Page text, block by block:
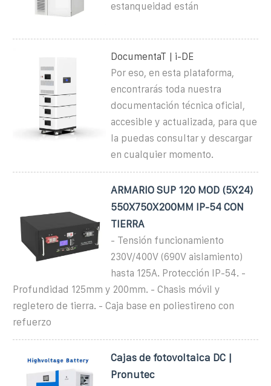
estanqueidad están
DocumentaT | i-DE
Por eso, en esta plataforma,
encontrarás toda nuestra
documentación técnica oficial,
accesible y actualizada, para que
la puedas consultar y descargar
en cualquier momento.
ARMARIO SUP 120 MOD (5X24)
550X750X200MM IP-54 CON
TIERRA
- Tensión funcionamiento
230V/400V (690V aislamiento)
hasta 125A. Protección IP-54. -
Profundidad 125mm y 200mm. - Chasis móvil y
regletero de tierra. - Caja base en poliestireno con
refuerzo
Cajas de fotovoltaica DC |
Pronutec